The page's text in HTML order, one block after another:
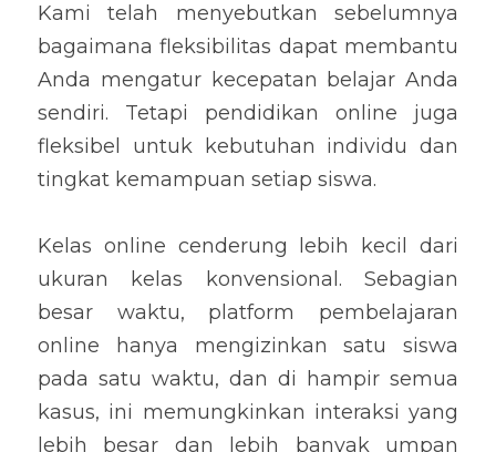
Kami telah menyebutkan sebelumnya
bagaimana fleksibilitas dapat membantu
Anda mengatur kecepatan belajar Anda
sendiri. Tetapi pendidikan online juga
fleksibel untuk kebutuhan individu dan
tingkat kemampuan setiap siswa.
Kelas online cenderung lebih kecil dari
ukuran kelas konvensional. Sebagian
besar waktu, platform pembelajaran
online hanya mengizinkan satu siswa
pada satu waktu, dan di hampir semua
kasus, ini memungkinkan interaksi yang
lebih besar dan lebih banyak umpan